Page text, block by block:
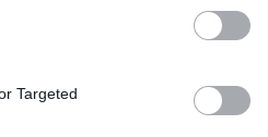
Targeted